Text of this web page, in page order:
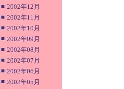
■ 2002年12月
■ 2002年11月
■ 2002年10月
■ 2002年09月
■ 2002年08月
■ 2002年07月
■ 2002年06月
■ 2002年05月